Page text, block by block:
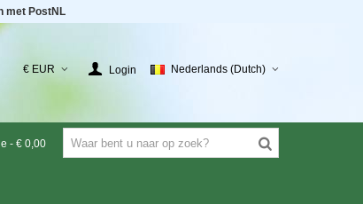
met PostNL
€ EUR Login Nederlands (Dutch)
- € 0,00